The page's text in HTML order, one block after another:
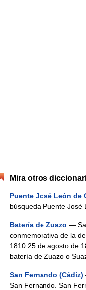
Mira otros
Puente José León de
búsqueda Puente
Batería de Zuazo —
conmemorativa de la
1810 25 de agosto de
batería de Zuazo o
San Fernando (Cádiz)
San Fernando. San